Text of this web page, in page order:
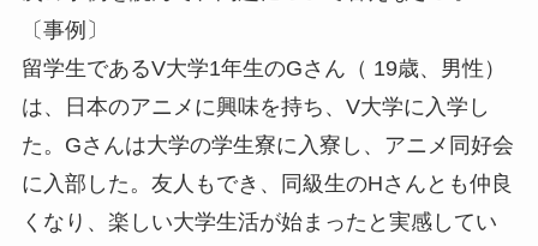
〔事例〕
留学生であるV大学1年生のGさん（ 19歳、男性）
は、日本のアニメに興味を持ち、V大学に入学し
た。Gさんは大学の学生寮に入寮し、アニメ同好会
に入部した。友人もでき、同級生のHさんとも仲良
くなり、楽しい大学生活が始まったと実感してい